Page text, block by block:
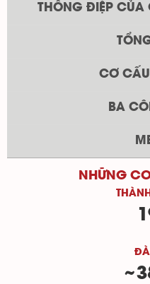
THÔNG ĐIỆP
CƠ
BA
NHỮNG